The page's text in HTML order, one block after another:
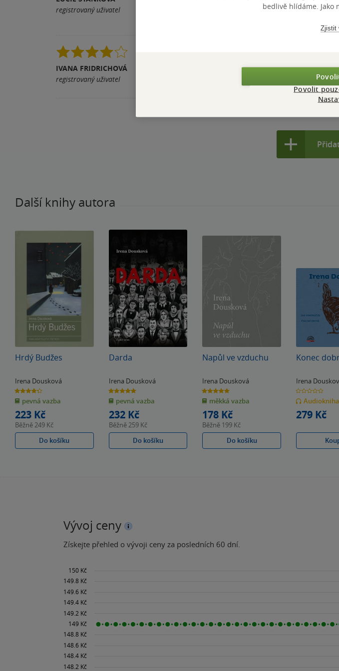
registrovaný uživatel
knihu čeká se nakonec ani neodehraje. No prostě
IVANA FRIDRICHOVÁ
registrovaný uživatel
Trochu syrové vyprávění o prázdninové cestě dvou
Ano7
Další knihy autora
Hrdý Budžes
Irena Dousková
4.3
z
5
hvězdiček
pevná vazba
223 Kč
Běžně249 Kč
Do košíku
Darda
Irena Dousková
5.0
z
5
hvězdiček
pevná vazba
232 Kč
Běžně259 Kč
Do košíku
Napůl ve vzduchu
Irena Dousková
5.0
z
5
hvězdiček
měkká vazba
178 Kč
Běžně 199 Kč
Do košíku
Konec
Irena
0.0
z
5
hvězdiček
279 Kč
Vývoj ceny
Získejte přehled o vývoji ceny za posledních 60 dní.
bedlivě hlídáme. Jako
Zjistit
Povolit